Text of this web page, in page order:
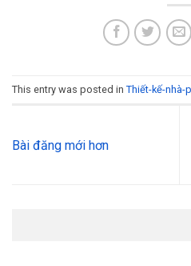
This entry was posted in Thiết-kế-nhà-
Bài đăng mới hơn